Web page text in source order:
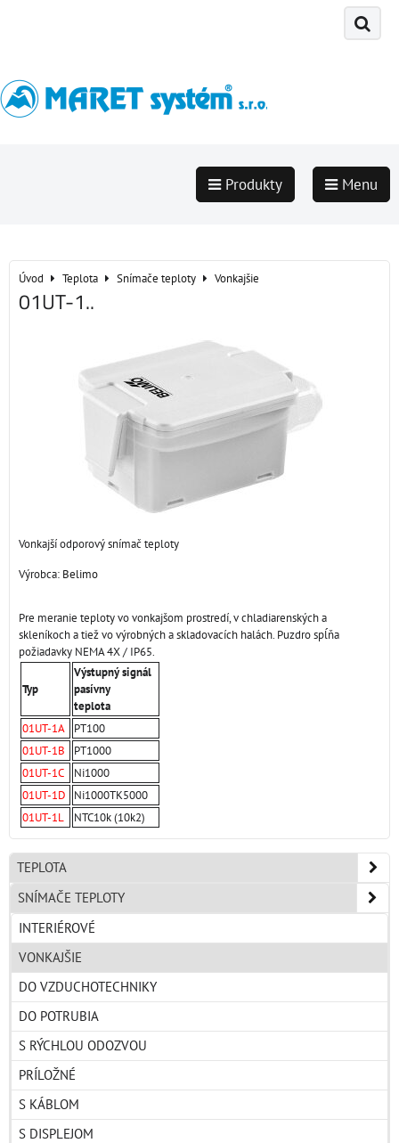
Produkty Menu
Úvod Teplota Snímače teploty Vonkajšie
01UT-1..
Vonkajší odporový snímač teploty
Výrobca: Belimo
Pre meranie teploty vo vonkajšom prostredí, v chladiarenských a
skleníkoch a tiež vo výrobných a skladovacích halách. Puzdro spĺňa
požiadavky NEMA 4X / IP65.
Typ
Výstupný signál
pasívny
teplota
01UT-1A
PT100
01UT-1B
PT1000
01UT-1C
Ni1000
01UT-1D
Ni1000TK5000
01UT-1L
NTC10k (10k2)
TEPLOTA
SNÍMAČE TEPLOTY
INTERIÉROVÉ
VONKAJŠIE
DO VZDUCHOTECHNIKY
DO POTRUBIA
S RÝCHLOU ODOZVOU
PRÍLOŽNÉ
S KÁBLOM
S DISPLEJOM